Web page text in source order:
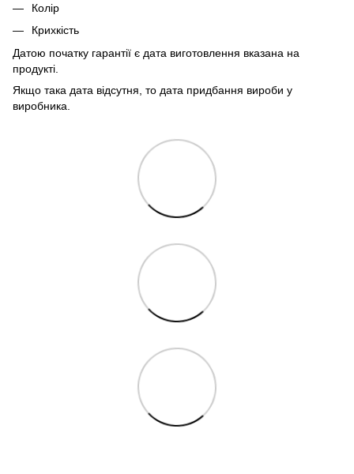
Колір
Крихкість
Датою початку гарантії є дата виготовлення вказана на
продукті.
Якщо така дата відсутня, то дата придбання вироби у
виробника.